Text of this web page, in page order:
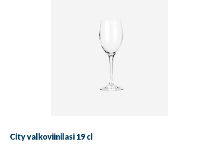
City valkoviinilasi 19 cl